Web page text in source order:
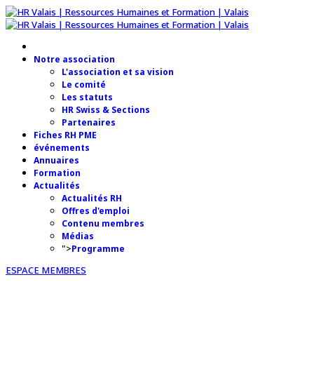
Notre association
L'association et sa vision
Le comité
Les statuts
HR Swiss & Sections
Partenaires
Fiches RH PME
événements
Annuaires
Formation
Actualités
Actualités RH
Offres d'emploi
Contenu membres
Médias
">Programme
ESPACE MEMBRES